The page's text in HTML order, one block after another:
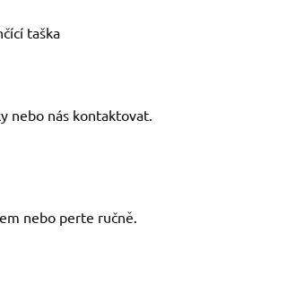
taška
nebo nás kontaktovat.
nebo perte ručně.